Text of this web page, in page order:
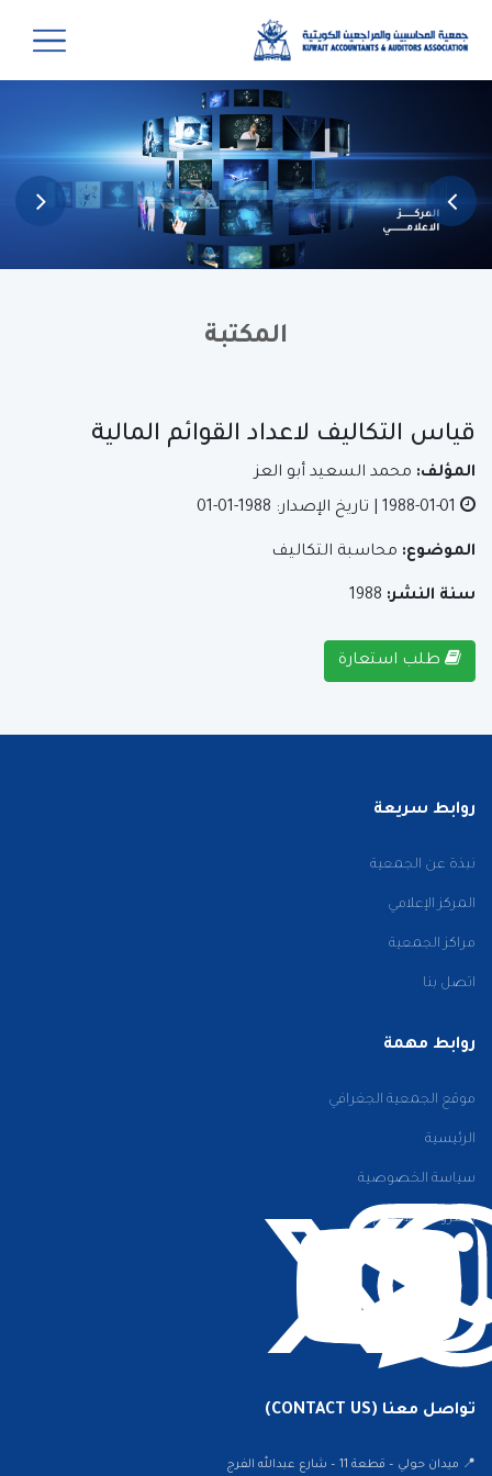
المكتبة
قياس التكاليف لاعداد القوائم المالية
المؤلف: محمد السعيد أبو العز
1988-01-01
| تاريخ الإصدار: 1988-01-01
الموضوع: محاسبة التكاليف
سنة النشر:
طلب استعارة
روابط سريعة
نبذة عن الجمعية
المركز الإعلامي
مراكز الجمعية
اتصل بنا
روابط مهمة
موقع الجمعية الجغرافي
الرئيسية
سياسة الخصوصية
الشروط والأحكام
تواصل معنا (CONTACT US)
📍 ميدان حولي – قطعة 11 – شارع عبدالله الفرج